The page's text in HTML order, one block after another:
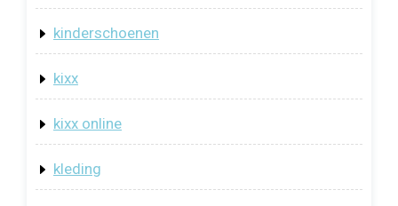
kinderschoenen
kixx
kixx online
kleding